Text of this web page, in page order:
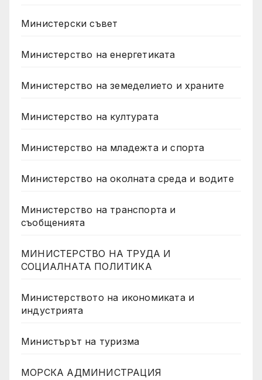
Министерски съвет
Министерство на енергетиката
Министерство на земеделието и храните
Министерство на културата
Министерство на младежта и спорта
Министерство на околната среда и водите
Министерство на транспорта и
съобщенията
МИНИСТЕРСТВО НА ТРУДА И
СОЦИАЛНАТА ПОЛИТИКА
Министерството на икономиката и
индустрията
Министърът на туризма
МОРСКА АДМИНИСТРАЦИЯ